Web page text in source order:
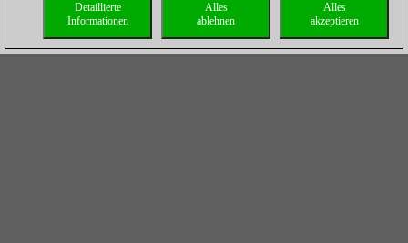
Alles
akzeptieren
Alles
ablehnen
Detaillierte
Informationen